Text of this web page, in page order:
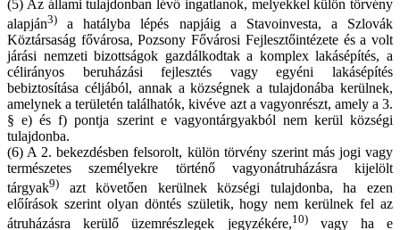
(5) Az állami tulajdonban lévő ingatlanok, melyekkel külön törvény
alapján3) a hatályba lépés napjáig a Stavoinvesta, a Szlovák
Köztársaság fővárosa, Pozsony Fővárosi Fejlesztőintézete és a volt
járási nemzeti bizottságok gazdálkodtak a komplex lakásépítés, a
célirányos beruházási fejlesztés vagy egyéni lakásépítés
bebiztosítása céljából, annak a községnek a tulajdonába kerülnek,
amelynek a területén találhatók, kivéve azt a vagyonrészt, amely a 3.
§ e) és f) pontja szerint e vagyontárgyakból nem kerül községi
tulajdonba.
(6) A 2. bekezdésben felsorolt, külön törvény szerint más jogi vagy
természetes személyekre történő vagyonátruházásra kijelölt
tárgyak9) azt követően kerülnek községi tulajdonba, ha ezen
előírások szerint olyan döntés születik, hogy nem kerülnek fel az
átruházásra kerülő üzemrészlegek jegyzékére,10)vagy ha e